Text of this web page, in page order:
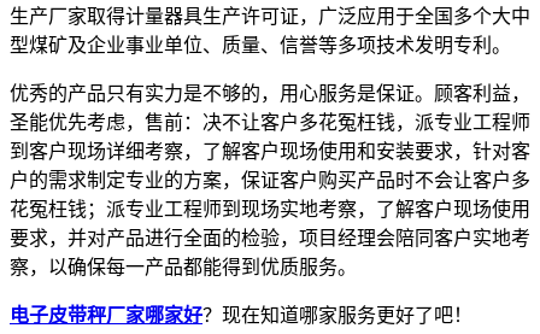
生产厂家取得计量器具生产许可证，广泛应用于全国多个大中
型煤矿及企业事业单位、质量、信誉等多项技术发明专利。
优秀的产品只有实力是不够的，用心服务是保证。顾客利益，
圣能优先考虑，售前：决不让客户多花冤枉钱，派专业工程师
到客户现场详细考察，了解客户现场使用和安装要求，针对客
户的需求制定专业的方案，保证客户购买产品时不会让客户多
花冤枉钱；派专业工程师到现场实地考察，了解客户现场使用
要求，并对产品进行全面的检验，项目经理会陪同客户实地考
察，以确保每一产品都能得到优质服务。
电子皮带秤厂家哪家好？现在知道哪家服务更好了吧！